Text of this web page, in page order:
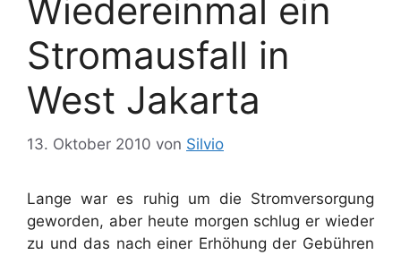
Wiedereinmal ein
Stromausfall in
West Jakarta
13. Oktober 2010 von Silvio
Lange war es ruhig um die Stromversorgung
geworden, aber heute morgen schlug er wieder
zu und das nach einer Erhöhung der Gebühren